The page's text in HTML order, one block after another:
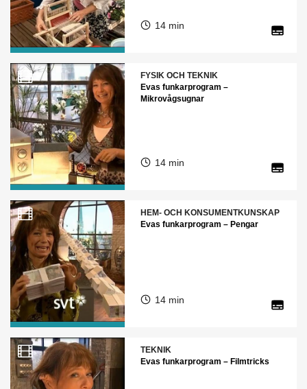
14 min
FYSIK OCH TEKNIK
Evas funkarprogram –
Mikrovågsugnar
14 min
HEM- OCH KONSUMENTKUNSKAP
Evas funkarprogram – Pengar
14 min
TEKNIK
Evas funkarprogram – Filmtricks